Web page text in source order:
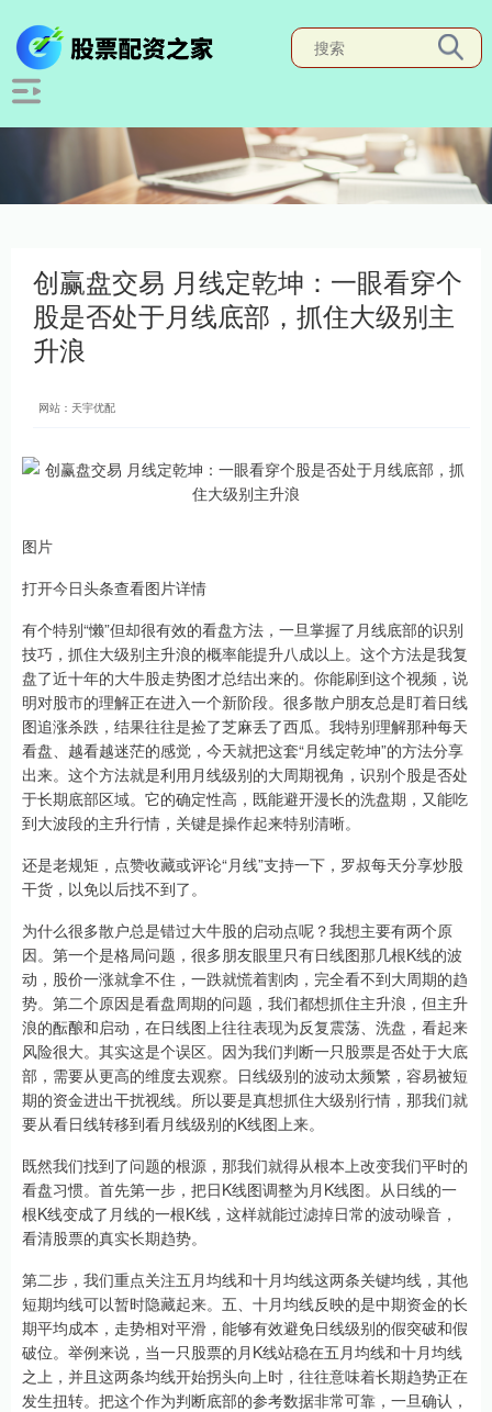
创赢盘交易 月线定乾坤：一眼看穿个
股是否处于月线底部，抓住大级别主
升浪
网站：天宇优配
图片
打开今日头条查看图片详情
有个特别“懒”但却很有效的看盘方法，一旦掌握了月线底部的识别
技巧，抓住大级别主升浪的概率能提升八成以上。这个方法是我复
盘了近十年的大牛股走势图才总结出来的。你能刷到这个视频，说
明对股市的理解正在进入一个新阶段。很多散户朋友总是盯着日线
图追涨杀跌，结果往往是捡了芝麻丢了西瓜。我特别理解那种每天
看盘、越看越迷茫的感觉，今天就把这套“月线定乾坤”的方法分享
出来。这个方法就是利用月线级别的大周期视角，识别个股是否处
于长期底部区域。它的确定性高，既能避开漫长的洗盘期，又能吃
到大波段的主升行情，关键是操作起来特别清晰。
还是老规矩，点赞收藏或评论“月线”支持一下，罗叔每天分享炒股
干货，以免以后找不到了。
为什么很多散户总是错过大牛股的启动点呢？我想主要有两个原
因。第一个是格局问题，很多朋友眼里只有日线图那几根K线的波
动，股价一涨就拿不住，一跌就慌着割肉，完全看不到大周期的趋
势。第二个原因是看盘周期的问题，我们都想抓住主升浪，但主升
浪的酝酿和启动，在日线图上往往表现为反复震荡、洗盘，看起来
风险很大。其实这是个误区。因为我们判断一只股票是否处于大底
部，需要从更高的维度去观察。日线级别的波动太频繁，容易被短
期的资金进出干扰视线。所以要是真想抓住大级别行情，那我们就
要从看日线转移到看月线级别的K线图上来。
既然我们找到了问题的根源，那我们就得从根本上改变我们平时的
看盘习惯。首先第一步，把日K线图调整为月K线图。从日线的一
根K线变成了月线的一根K线，这样就能过滤掉日常的波动噪音，
看清股票的真实长期趋势。
第二步，我们重点关注五月均线和十月均线这两条关键均线，其他
短期均线可以暂时隐藏起来。五、十月均线反映的是中期资金的长
期平均成本，走势相对平滑，能够有效避免日线级别的假突破和假
破位。举例来说，当一只股票的月K线站稳在五月均线和十月均线
之上，并且这两条均线开始拐头向上时，往往意味着长期趋势正在
发生扭转。把这个作为判断底部的参考数据非常可靠，一旦确认，